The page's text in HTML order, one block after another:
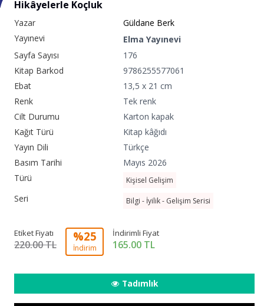
Hikâyelerle Koçluk
Yazar
Güldane Berk
Yayınevi
Elma Yayınevi
Sayfa Sayısı
176
Kitap Barkod
9786255577061
Ebat
13,5 x 21 cm
Renk
Tek renk
Cilt Durumu
Karton kapak
Kağıt Türü
Kitap kâğıdı
Yayın Dili
Türkçe
Basım Tarihi
Mayıs 2026
Türü
Kişisel Gelişim
Seri Bilgi - İyilik - Gelişim Serisi
Etiket Fiyatı
220.00 TL
%25
İndirim
İndirimli Fiyat
165.00 TL
Tadımlık